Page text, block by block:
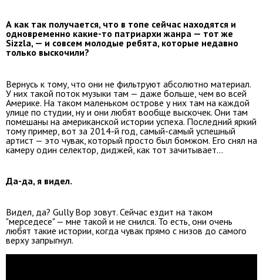
А как так получается, что в топе сейчас находятся и
одновременно какие-то патриархи жанра — тот же
Sizzla, — и совсем молодые ребята, которые недавно
только выскочили?
Вернусь к тому, что они не фильтруют абсолютно материал.
У них такой поток музыки там — даже больше, чем во всей
Америке. На таком маленьком острове у них там на каждой
улице по студии, ну и они любят вообще выскочек. Они там
помешаны на американской истории успеха. Последний яркий
тому пример, вот за 2014-й год, самый-самый успешный
артист — это чувак, который просто был бомжом. Его снял на
камеру один селектор, диджей, как тот зачитывает...
Да-да, я видел.
Видел, да? Gully Bop зовут. Сейчас ездит на таком
"мерседесе" — мне такой и не снился. То есть, они очень
любят такие истории, когда чувак прямо с низов до самого
верху запрыгнул.